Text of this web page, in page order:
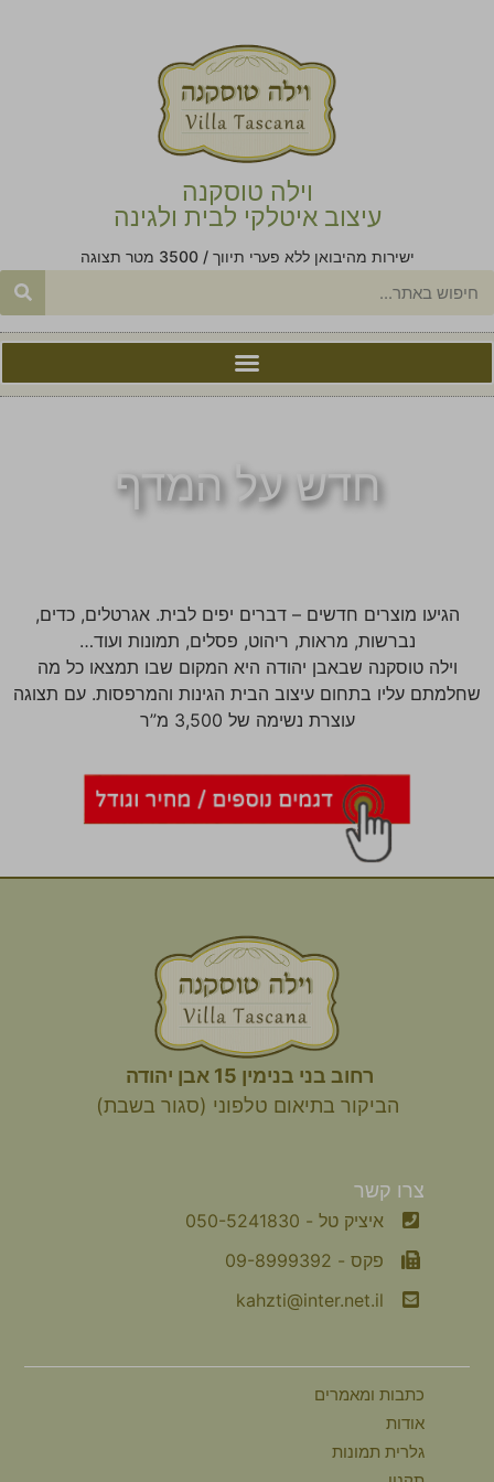
וילה טוסקנה
עיצוב איטלקי לבית ולגינה
ישירות מהיבואן ללא פערי תיווך / 3500 מטר תצוגה
חדש על המדף
הגיעו מוצרים חדשים – דברים יפים לבית. אגרטלים, כדים,
נברשות, מראות, ריהוט, פסלים, תמונות ועוד…
וילה טוסקנה שבאבן יהודה היא המקום שבו תמצאו כל מה
שחלמתם עליו בתחום עיצוב הבית הגינות והמרפסות. עם תצוגה
עוצרת נשימה של 3,500 מ”ר
רחוב בני בנימין 15 אבן יהודה
הביקור בתיאום טלפוני (סגור בשבת)
צרו קשר
איציק טל - 050-5241830
פקס - 09-8999392
kahzti@inter.net.il
כתבות ומאמרים
אודות
גלרית תמונות